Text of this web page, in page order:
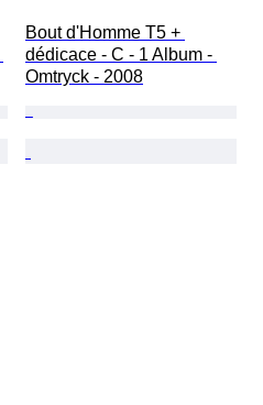
Bout d'Homme T5 +
dédicace - C - 1 Album -
Omtryck - 2008